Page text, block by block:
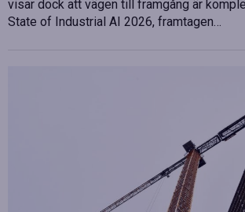
visar dock att vägen till framgång är
State of Industrial AI 2026, framtagen…